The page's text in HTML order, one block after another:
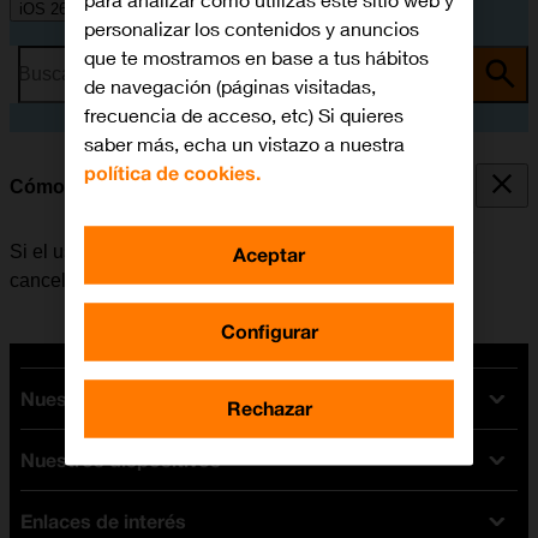
iOS 26
Busca por problema o tema
Cómo cancelar todos los desvíos
Si el usuario ya no desea desviar sus llamadas, puede
cancelar los desvíos.
Nuestras tarifas
Tarifas Orange
Tarifas fibra y móvil
Nuestros dispositivos
Ofertas en móviles
Enlaces de interés
personalizar los contenidos y anuncios
que te mostramos en base a tus hábitos
de navegación (páginas visitadas,
frecuencia de acceso, etc) Si quieres
saber más, echa un vistazo a nuestra
política de cookies.
Configurar
Rechazar
Aceptar